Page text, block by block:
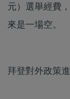
元）選舉經費
來是一場空。
拜登對外政策